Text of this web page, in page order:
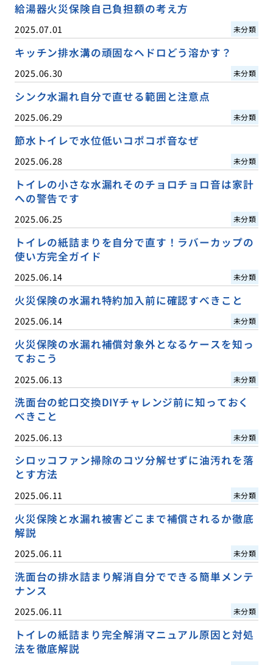
給湯器火災保険自己負担額の考え方
2025.07.01 未分類
キッチン排水溝の頑固なヘドロどう溶かす？
2025.06.30 未分類
シンク水漏れ自分で直せる範囲と注意点
2025.06.29 未分類
節水トイレで水位低いコポコポ音なぜ
2025.06.28 未分類
トイレの小さな水漏れそのチョロチョロ音は家計
への警告です
2025.06.25 未分類
トイレの紙詰まりを自分で直す！ラバーカップの
使い方完全ガイド
2025.06.14 未分類
火災保険の水漏れ特約加入前に確認すべきこと
2025.06.14 未分類
火災保険の水漏れ補償対象外となるケースを知っ
ておこう
2025.06.13 未分類
洗面台の蛇口交換DIYチャレンジ前に知っておく
べきこと
2025.06.13 未分類
シロッコファン掃除のコツ分解せずに油汚れを落
とす方法
2025.06.11 未分類
火災保険と水漏れ被害どこまで補償されるか徹底
解説
2025.06.11 未分類
洗面台の排水詰まり解消自分でできる簡単メンテ
ナンス
2025.06.11 未分類
トイレの紙詰まり完全解消マニュアル原因と対処
法を徹底解説